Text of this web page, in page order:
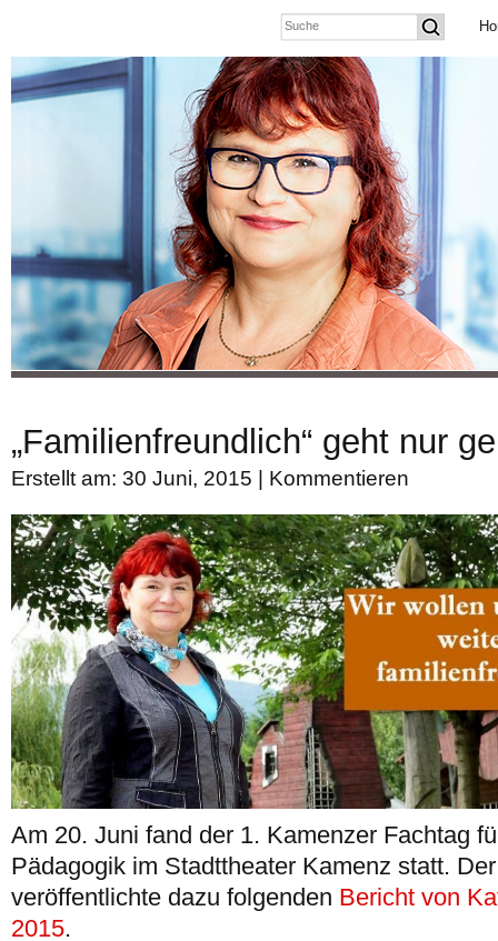
„Familienfreundlich“ geht nur
Erstellt am: 30 Juni, 2015 | Kommentieren
Am 20. Juni fand der 1. Kamenzer Fachtag
Pädagogik im Stadttheater Kamenz statt.
veröffentlichte dazu folgenden Bericht von
2015.